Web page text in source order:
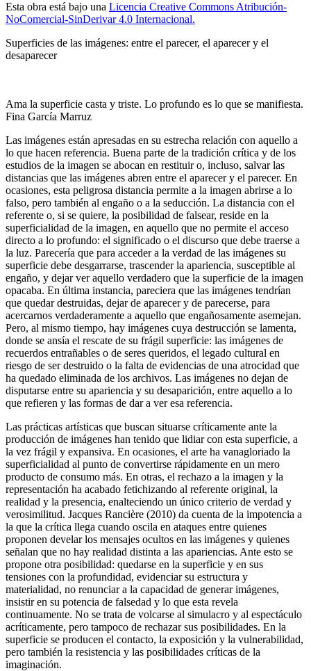
Esta obra está bajo una Licencia Creative Commons Atribución-
NoComercial-SinDerivar 4.0 Internacional.
Superficies de las imágenes: entre el parecer, el aparecer y el
desaparecer
Ama la superficie casta y triste. Lo profundo es lo que se manifiesta.
Fina García Marruz
Las imágenes están apresadas en su estrecha relación con aquello a
lo que hacen referencia. Buena parte de la tradición crítica y de los
estudios de la imagen se abocan en restituir o, incluso, salvar las
distancias que las imágenes abren entre el aparecer y el parecer. En
ocasiones, esta peligrosa distancia permite a la imagen abrirse a lo
falso, pero también al engaño o a la seducción. La distancia con el
referente o, si se quiere, la posibilidad de falsear, reside en la
superficialidad de la imagen, en aquello que no permite el acceso
directo a lo profundo: el significado o el discurso que debe traerse a
la luz. Parecería que para acceder a la verdad de las imágenes su
superficie debe desgarrarse, trascender la apariencia, susceptible al
engaño, y dejar ver aquello verdadero que la superficie de la imagen
opacaba. En última instancia, pareciera que las imágenes tendrían
que quedar destruidas, dejar de aparecer y de parecerse, para
acercarnos verdaderamente a aquello que engañosamente asemejan.
Pero, al mismo tiempo, hay imágenes cuya destrucción se lamenta,
donde se ansía el rescate de su frágil superficie: las imágenes de
recuerdos entrañables o de seres queridos, el legado cultural en
riesgo de ser destruido o la falta de evidencias de una atrocidad que
ha quedado eliminada de los archivos. Las imágenes no dejan de
disputarse entre su apariencia y su desaparición, entre aquello a lo
que refieren y las formas de dar a ver esa referencia.
Las prácticas artísticas que buscan situarse críticamente ante la
producción de imágenes han tenido que lidiar con esta superficie, a
la vez frágil y expansiva. En ocasiones, el arte ha vanagloriado la
superficialidad al punto de convertirse rápidamente en un mero
producto de consumo más. En otras, el rechazo a la imagen y la
representación ha acabado fetichizando al referente original, la
realidad y la presencia, enalteciendo un único criterio de verdad y
verosimilitud. Jacques Rancière (2010) da cuenta de la impotencia a
la que la crítica llega cuando oscila en ataques entre quienes
proponen develar los mensajes ocultos en las imágenes y quienes
señalan que no hay realidad distinta a las apariencias. Ante esto se
propone otra posibilidad: quedarse en la superficie y en sus
tensiones con la profundidad, evidenciar su estructura y
materialidad, no renunciar a la capacidad de generar imágenes,
insistir en su potencia de falsedad y lo que esta revela
continuamente. No se trata de volcarse al simulacro y al espectáculo
acríticamente, pero tampoco de rechazar sus posibilidades. En la
superficie se producen el contacto, la exposición y la vulnerabilidad,
pero también la resistencia y las posibilidades críticas de la
imaginación.